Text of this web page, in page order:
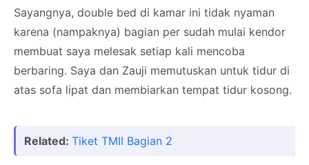
Sayangnya, double bed di kamar ini tidak nyaman
karena (nampaknya) bagian per sudah mulai kendor
membuat saya melesak setiap kali mencoba
berbaring. Saya dan Zauji memutuskan untuk tidur di
atas sofa lipat dan membiarkan tempat tidur kosong.
Related: Tiket TMII Bagian 2